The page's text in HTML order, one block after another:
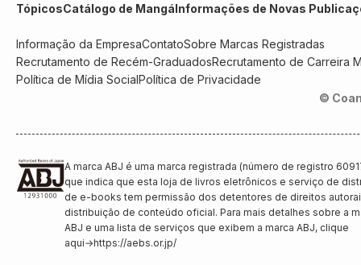
TópicosCatálogo de MangáInformações de Novas
Informação da EmpresaContatoSobre Marcas Registradas
Recrutamento de Recém-GraduadosRecrutamento de Carreira
Política de Mídia SocialPolítica de Privacidade
©
A marca ABJ é uma marca registrada (número de registro
que indica que esta loja de livros eletrônicos e serviço de
de e-books tem permissão dos detentores de direitos
distribuição de conteúdo oficial. Para mais detalhes sobre a
ABJ e uma lista de serviços que exibem a marca ABJ, clique
aqui→https://aebs.or.jp/